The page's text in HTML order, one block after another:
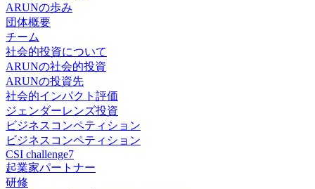
ARUNの歩み
団体概要
チーム
社会的投資について
ARUNの社会的投資
ARUNの投資先
社会的インパクト評価
ジェンダーレンズ投資
ビジネスコンペティション
ビジネスコンペティション
CSI challenge7
起業家パートナー
研修